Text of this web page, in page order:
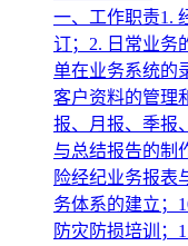
一、工作职责1.
订；2. 日常业务
单在业务系统的
客户资料的管理
报、月报、季报
与总结报告的制
险经纪业务报表
务体系的建立；
防灾防损培训；